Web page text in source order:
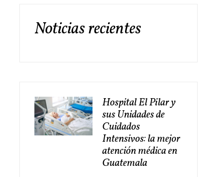
Noticias recientes
Hospital El Pilar y
sus Unidades de
Cuidados
Intensivos: la mejor
atención médica en
Guatemala